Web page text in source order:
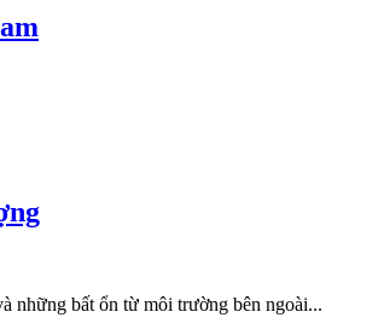
những bất ổn từ môi trường bên ngoài...